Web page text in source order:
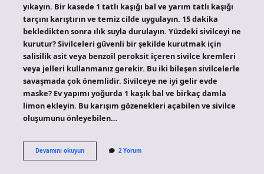
yıkayın. Bir kasede 1 tatlı kaşığı bal ve yarım tatlı kaşığı
tarçını karıştırın ve temiz cilde uygulayın. 15 dakika
bekledikten sonra ılık suyla durulayın. Yüzdeki sivilceyi ne
kurutur? Sivilceleri güvenli bir şekilde kurutmak için
salisilik asit veya benzoil peroksit içeren sivilce kremleri
veya jelleri kullanmanız gerekir. Bu iki bileşen sivilcelerle
savaşmada çok önemlidir. Sivilceye ne iyi gelir evde
maske? Ev yapımı yoğurda 1 kaşık bal ve birkaç damla
limon ekleyin. Bu karışım gözenekleri açabilen ve sivilce
oluşumunu önleyebilen…
Devamını okuyunEvde
Sivilceleri
2 Yorum